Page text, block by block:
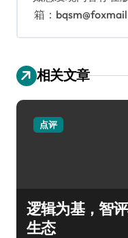
箱：
相关文章
点评
逻辑为基，智
生态